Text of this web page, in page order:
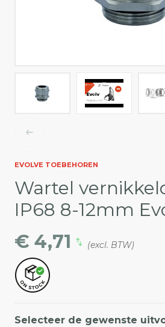
EVOLVE TOEBEHOREN
Wartel
IP68 8-12mm
€ 4,71
(excl. BTW)
Selecteer de gewenste